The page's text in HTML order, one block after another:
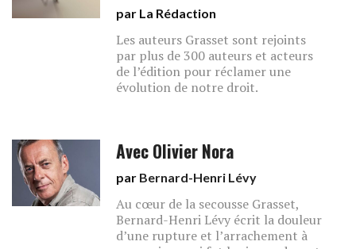
par La Rédaction
Les auteurs Grasset sont rejoints
par plus de 300 auteurs et acteurs
de l’édition pour réclamer une
évolution de notre droit.
Avec Olivier Nora
par Bernard-Henri Lévy
Au cœur de la secousse Grasset,
Bernard-Henri Lévy écrit la douleur
d’une rupture et l’arrachement à